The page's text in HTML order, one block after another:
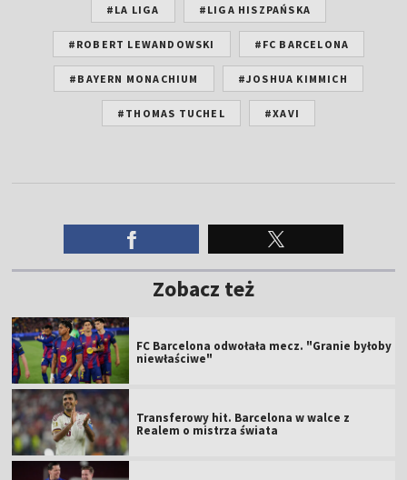
#LA LIGA #LIGA HISZPAŃSKA
#ROBERT LEWANDOWSKI #FC BARCELONA
#BAYERN MONACHIUM #JOSHUA KIMMICH
#THOMAS TUCHEL #XAVI
Zobacz też
FC Barcelona odwołała mecz. "Granie byłoby
niewłaściwe"
Transferowy hit. Barcelona w walce z
Realem o mistrza świata